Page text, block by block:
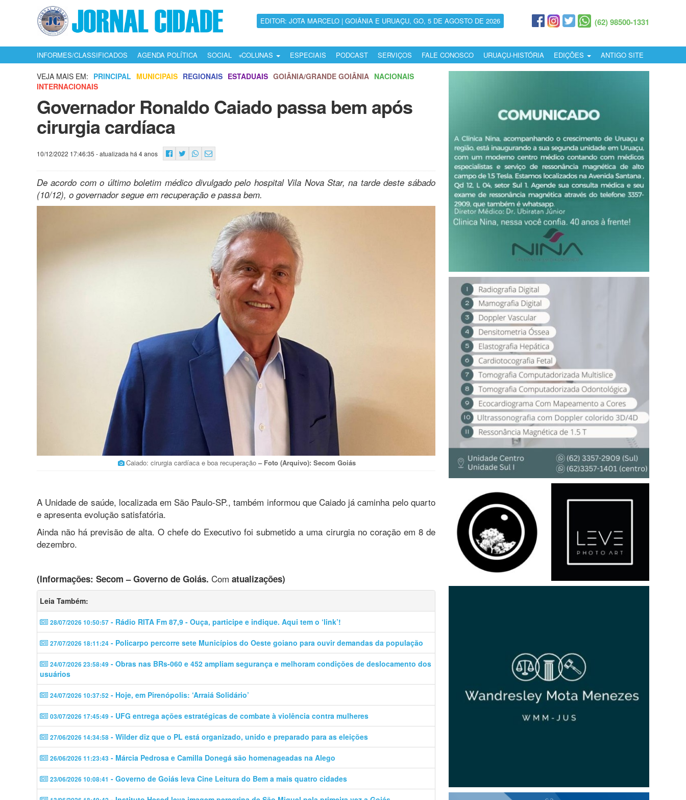
EDITOR: JOTA MARCELO | GOIÂNIA E URUAÇU, GO, 5 DE AGOSTO DE 2026 (62) 98500-1331
INFORMES/CLASSIFICADOS AGENDA POLÍTICA SOCIAL COLUNAS ESPECIAIS PODCAST SERVIÇOS FALE CONOSCO URUAÇU-HISTÓRIA EDIÇÕES ANTIGO SITE
VEJA MAIS EM: PRINCIPAL MUNICIPAIS REGIONAIS ESTADUAIS GOIÂNIA/GRANDE GOIÂNIA NACIONAIS
INTERNACIONAIS
Governador Ronaldo Caiado passa bem após
cirurgia cardíaca
10/12/2022 17:46:35 - atualizada há 4 anos
De acordo com o último boletim médico divulgado pelo hospital Vila Nova Star, na tarde deste sábado
(10/12), o governador segue em recuperação e passa bem.
Caiado: cirurgia cardíaca e boa recuperação – Foto (Arquivo): Secom Goiás
A Unidade de saúde, localizada em São Paulo-SP., também informou que Caiado já caminha pelo quarto
e apresenta evolução satisfatória.
Ainda não há previsão de alta. O chefe do Executivo foi submetido a uma cirurgia no coração em 8 de
dezembro.
(Informações: Secom – Governo de Goiás. Com atualizações)
Leia Também:
28/07/2026 10:50:57 - Rádio RITA Fm 87,9 - Ouça, participe e indique. Aqui tem o ‘link’!
27/07/2026 18:11:24 - Policarpo percorre sete Municípios do Oeste goiano para ouvir demandas da população
24/07/2026 23:58:49 - Obras nas BRs-060 e 452 ampliam segurança e melhoram condições de deslocamento dos
usuários
24/07/2026 10:37:52 - Hoje, em Pirenópolis: ‘Arraiá Solidário’
03/07/2026 17:45:49 - UFG entrega ações estratégicas de combate à violência contra mulheres
27/06/2026 14:34:58 - Wilder diz que o PL está organizado, unido e preparado para as eleições
26/06/2026 11:23:43 - Márcia Pedrosa e Camilla Donegá são homenageadas na Alego
23/06/2026 10:08:41 - Governo de Goiás leva Cine Leitura do Bem a mais quatro cidades